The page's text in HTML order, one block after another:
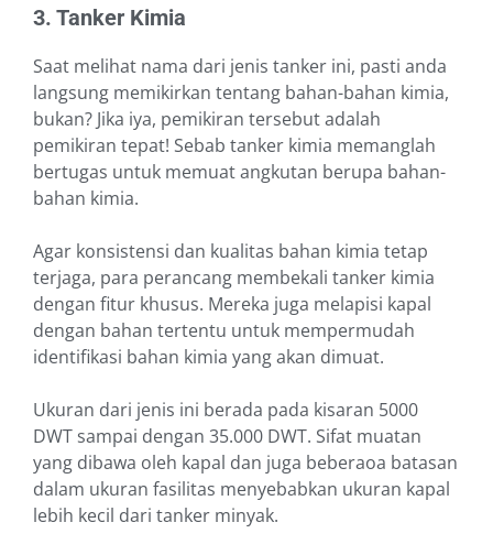
3. Tanker Kimia
Saat melihat nama dari jenis tanker ini, pasti anda
langsung memikirkan tentang bahan-bahan kimia,
bukan? Jika iya, pemikiran tersebut adalah
pemikiran tepat! Sebab tanker kimia memanglah
bertugas untuk memuat angkutan berupa bahan-
bahan kimia.
Agar konsistensi dan kualitas bahan kimia tetap
terjaga, para perancang membekali tanker kimia
dengan fitur khusus. Mereka juga melapisi kapal
dengan bahan tertentu untuk mempermudah
identifikasi bahan kimia yang akan dimuat.
Ukuran dari jenis ini berada pada kisaran 5000
DWT sampai dengan 35.000 DWT. Sifat muatan
yang dibawa oleh kapal dan juga beberaoa batasan
dalam ukuran fasilitas menyebabkan ukuran kapal
lebih kecil dari tanker minyak.